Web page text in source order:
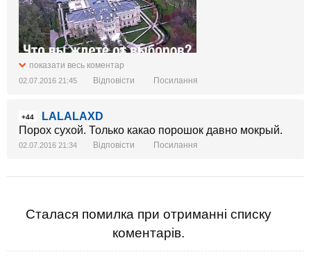
показати весь коментар
02.07.2016 21:45 Відповісти Посилання
+44
LALALAXD
Порох сухой. Только какао порошок давно мокрый.
02.07.2016 21:34 Відповісти Посилання
Сталася помилка при отриманні списку
коментарів.